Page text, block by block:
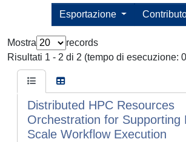
Esportazione
Mostra
records
Risultati 1 - 2 di 2 (tempo di esecuzione:
Distributed HPC Resources
Orchestration for Supporting
Scale Workflow Execution